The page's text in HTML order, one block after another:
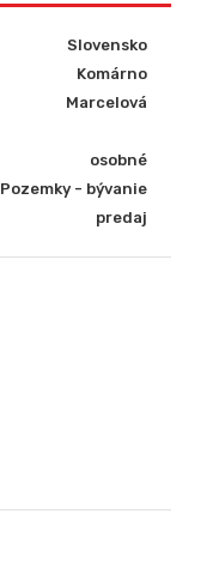
Slovensko
Komárno
Marcelová
osobné
Pozemky - bývanie
predaj